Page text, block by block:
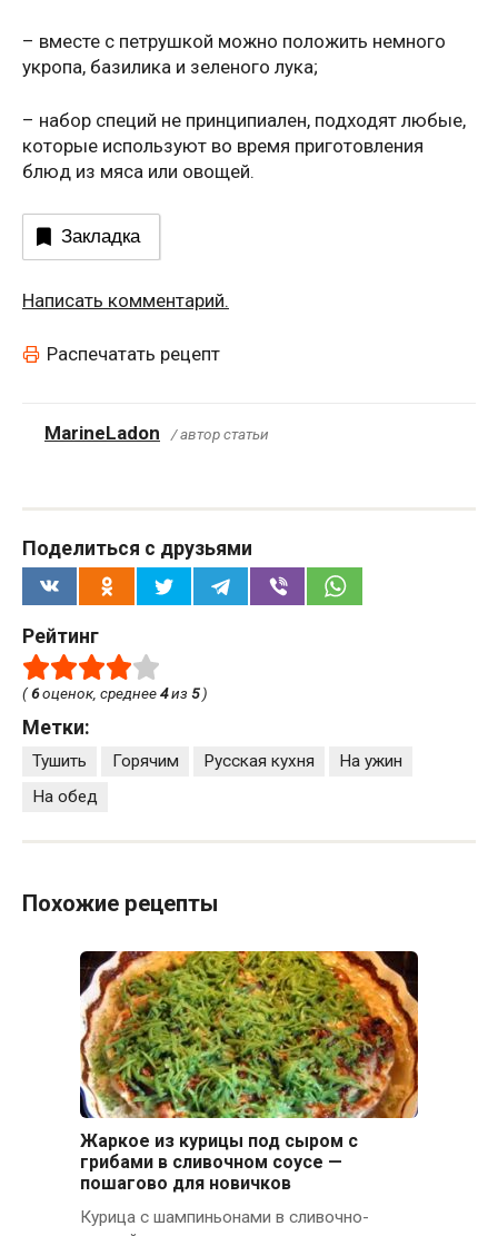
– вместе с петрушкой можно положить немного
укропа, базилика и зеленого лука;
– набор специй не принципиален, подходят любые,
которые используют во время приготовления
блюд из мяса или овощей.
Закладка
Написать комментарий.
Распечатать рецепт
MarineLadon / автор статьи
Поделиться с друзьями
Рейтинг
(6оценок, среднее4из 5)
Метки:
Тушить Горячим Русская кухня
На ужин
На обед
Похожие рецепты
Жаркое из курицы под сыром с
грибами в сливочном соусе —
пошагово для новичков
Курица с шампиньонами в сливочно-